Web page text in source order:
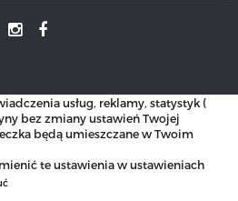
usług, reklamy, statystyk (
bez zmiany ustawień Twojej
będą umieszczane w Twoim
te ustawienia w ustawieniach